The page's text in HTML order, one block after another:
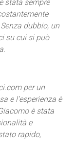
stata sempre
dubbio, un
su cui si può
per un
e l’esperienza è
è stata
e
rapido,